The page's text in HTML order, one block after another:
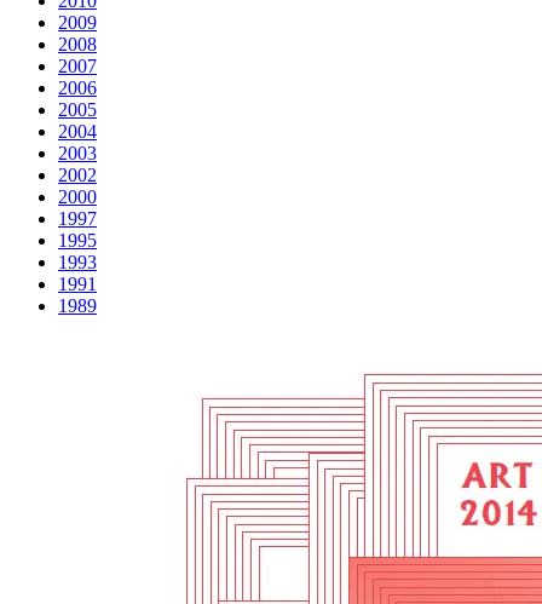
2009
2008
2007
2006
2005
2004
2003
2002
2000
1997
1995
1993
1991
1989